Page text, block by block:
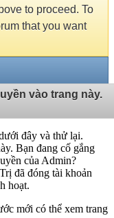
to proceed. To
that you want
vào trang này.
đây và thử lại.
Bạn đang cố gắng
của Admin?
đã đóng tài khoản
hoạt.
mới có thể xem trang